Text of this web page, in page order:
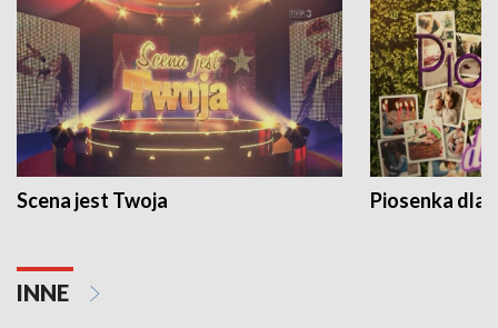
Scena jest Twoja Piosenka dla
INNE